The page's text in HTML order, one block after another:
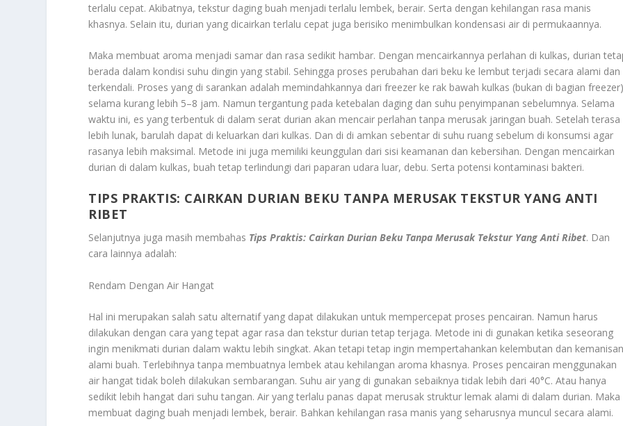
terlalu cepat. Akibatnya, tekstur daging buah menjadi terlalu lembek, berair. Serta dengan kehilangan rasa manis
khasnya. Selain itu, durian yang dicairkan terlalu cepat juga berisiko menimbulkan kondensasi air di permukaannya.
Maka membuat aroma menjadi samar dan rasa sedikit hambar. Dengan mencairkannya perlahan di kulkas, durian
berada dalam kondisi suhu dingin yang stabil. Sehingga proses perubahan dari beku ke lembut terjadi secara alami dan
terkendali. Proses yang di sarankan adalah memindahkannya dari freezer ke rak bawah kulkas (bukan di bagian
selama kurang lebih 5–8 jam. Namun tergantung pada ketebalan daging dan suhu penyimpanan sebelumnya. Selama
waktu ini, es yang terbentuk di dalam serat durian akan mencair perlahan tanpa merusak jaringan buah. Setelah terasa
lebih lunak, barulah dapat di keluarkan dari kulkas. Dan di di amkan sebentar di suhu ruang sebelum di konsumsi agar
rasanya lebih maksimal. Metode ini juga memiliki keunggulan dari sisi keamanan dan kebersihan. Dengan mencairkan
durian di dalam kulkas, buah tetap terlindungi dari paparan udara luar, debu. Serta potensi kontaminasi bakteri.
TIPS PRAKTIS: CAIRKAN DURIAN BEKU TANPA MERUSAK TEKSTUR YANG ANTI
RIBET
Selanjutnya juga masih membahas Tips Praktis: Cairkan Durian Beku Tanpa Merusak Tekstur Yang Anti Ribet. Dan
cara lainnya adalah:
Rendam Dengan Air Hangat
Hal ini merupakan salah satu alternatif yang dapat dilakukan untuk mempercepat proses pencairan. Namun harus
dilakukan dengan cara yang tepat agar rasa dan tekstur durian tetap terjaga. Metode ini di gunakan ketika seseorang
ingin menikmati durian dalam waktu lebih singkat. Akan tetapi tetap ingin mempertahankan kelembutan dan
alami buah. Terlebihnya tanpa membuatnya lembek atau kehilangan aroma khasnya. Proses pencairan menggunakan
air hangat tidak boleh dilakukan sembarangan. Suhu air yang di gunakan sebaiknya tidak lebih dari 40°C. Atau hanya
sedikit lebih hangat dari suhu tangan. Air yang terlalu panas dapat merusak struktur lemak alami di dalam durian. Maka
membuat daging buah menjadi lembek, berair. Bahkan kehilangan rasa manis yang seharusnya muncul secara alami.